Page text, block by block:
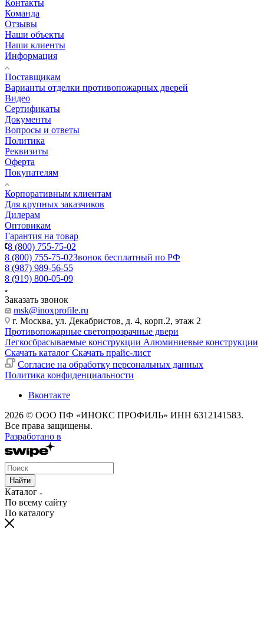
Контакты
Команда
Отзывы
Наши объекты
Наши клиенты
Информация
Поставщикам
Варианты отделки противопожарных дверей
Видео
Сертификаты
Документы
Вопросы и ответы
Политика
Реквизиты
Оферта
Покупателям
Корпоративным клиентам
Для крупных заказчиков
Дилерам
Оптовикам
Гарантия на товар
8 (800) 755-75-02
8 (800) 755-75-02Звонок бесплатный по РФ
8 (987) 989-56-55
8 (919) 800-05-09
Заказать звонок
msk@inoxprofile.ru
г. Москва, ул. Декабристов, д. 4, корп.2, этаж 2
Противопожарные светопрозрачные двери
Легкосбрасываемые конструкции Алюминиевые конструкции
Скачать каталог Скачать прайс-лист
Cогласие на обработку персональных данных
Политика конфиденциальности
Вконтакте
2026 © ООО ПФ «ИНОКС ПРОФИЛЬ» ИНН 6312141583.
Все права защищены.
Разработано в
Найти
Каталог
По всему сайту
По каталогу